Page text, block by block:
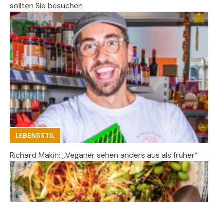
sollten Sie besuchen
LEBENSSTIL
Richard Makin: „Veganer sehen anders aus als früher“